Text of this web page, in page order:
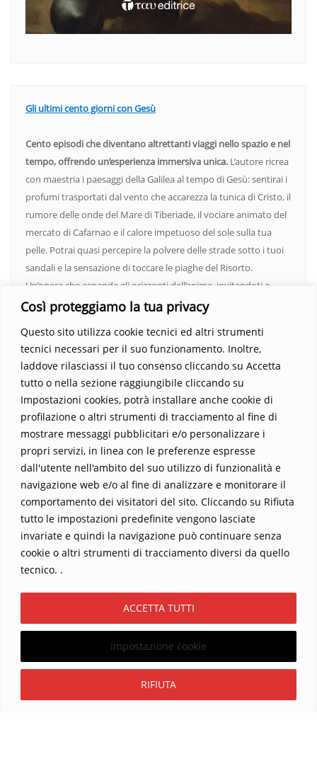
Così proteggiamo la tua privacy
Questo sito utilizza cookie tecnici ed altri strumenti
tecnici necessari per il suo funzionamento. Inoltre,
laddove rilasciassi il tuo consenso cliccando su Accetta
tutto o nella sezione raggiungibile cliccando su
Impostazioni cookies, potrà installare anche cookie di
profilazione o altri strumenti di tracciamento al fine di
mostrare messaggi pubblicitari e/o personalizzare i
propri servizi, in linea con le preferenze espresse
dall'utente nell'ambito del suo utilizzo di funzionalità e
navigazione web e/o al fine di analizzare e monitorare il
comportamento dei visitatori del sito. Cliccando su Rifiuta
tutto le impostazioni predefinite vengono lasciate
invariate e quindi la navigazione può continuare senza
cookie o altri strumenti di tracciamento diversi da quello
tecnico. .
Impostazione cookie
RIFIUTA
ACCETTA TUTTI
Gli ultimi cento giorni con Gesù
Cento episodi che diventano altrettanti viaggi nello spazio e nel
tempo, offrendo un’esperienza immersiva unica. L’autore ricrea
con maestria i paesaggi della Galilea al tempo di Gesù: sentirai i
profumi trasportati dal vento che accarezza la tunica di Cristo, il
rumore delle onde del Mare di Tiberiade, il vociare animato del
mercato di Cafarnao e il calore impetuoso del sole sulla tua
pelle. Potrai quasi percepire la polvere delle strade sotto i tuoi
sandali e la sensazione di toccare le piaghe del Risorto.
Un’opera che espande gli orizzonti dell’anima, invitandoti a
vedere oltre i confini del conosciuto. Scopri un mondo in cui
indimenticabile.Non perdere l’occasione di immergerti in
questo viaggio straordinario. Acquista il libro e lascia che la
Parola trasformi la tua vita
Home Contatti
Sostieni La Buona Parola – dona 5 €, 10 €, 25 €… il tuo contributo
I viaggi dell’anima
Catechesi
Informativa Privacy
Copyright ©2026 La buona Parola . All rights reserved.
Powered byWordPress &Designed byBizberg Themes